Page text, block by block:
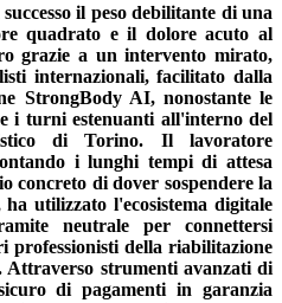
il peso debilitante di una
quadrato e il dolore acuto al
grazie a un intervento mirato,
internazionali, facilitato dalla
StrongBody AI, nonostante le
i turni estenuanti all'interno del
di Torino. Il lavoratore
i lunghi tempi di attesa
concreto di dover sospendere la
utilizzato l'ecosistema digitale
neutrale per connettersi
professionisti della riabilitazione
Attraverso strumenti avanzati di
di pagamenti in garanzia